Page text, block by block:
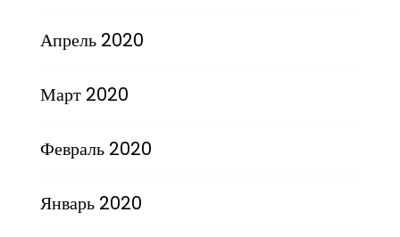
Апрель 2020
Март 2020
Февраль 2020
Январь 2020